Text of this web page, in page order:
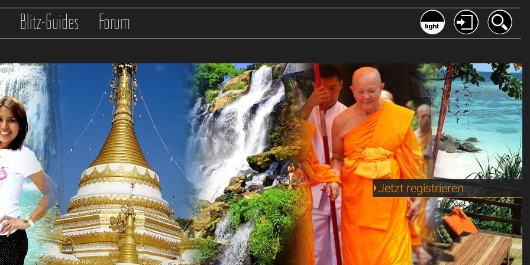
connections in /var/www/clients/client0/web1/web/php/myfunci.inc
Blitz-Guides Forum
Jetzt registrieren